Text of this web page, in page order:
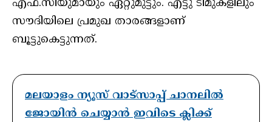
എഫ്.സിയുമായും ഏറ്റുമുട്ടും. എട്ടു ടീമുകളിലും
സൗദിയിലെ പ്രമുഖ താരങ്ങളാണ്
ബൂട്ടുകെട്ടുന്നത്.
മലയാളം ന്യൂസ് വാട്സാപ്പ് ചാനലിൽ
ജോയിൻ ചെയ്യാൻ ഇവിടെ ക്ലിക്ക്